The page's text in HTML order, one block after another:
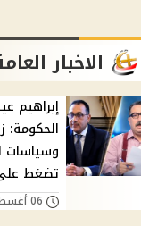
الاخبار
إبراهيم
الحكومة:
وسياسات
تضغط
06 أغسطس, 2026 09:25 م